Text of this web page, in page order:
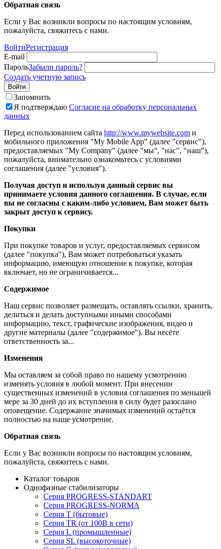
Обратная связь
Если у Вас возникли вопросы по настоящим условиям,
пожалуйста, свяжитесь с нами.
ВойтиРегистрация
E-mail
ПарольЗабыли пароль?
Создать учетную запись
Войти
Запомнить
Я подтверждаю Согласие на обработку персональных
данных
Перед использованием сайта http://www.mywebsite.com и
мобильного приложения "My Mobile App" (далее "сервис"),
предоставляемых "My Company" (далее "мы", "нас", "наш"),
пожалуйста, внимательно ознакомьтесь с условиями
соглашения (далее "условия").
Получая доступ и используя данный сервис вы
принимаете условия данного соглашения. В случае, если
вы не согласны с каким-либо условием, Вам может быть
закрыт доступ к сервису.
Покупки
При покупке товаров и услуг, предоставляемых сервисом
(далее "покупка"), Вам может потребоваться указать
информацию, имеющую отношение к покупке, которая
включает, но не ограничивается...
Содержимое
Наш сервис позволяет размещать, оставлять ссылки, хранить,
делиться и делать доступными иными способами
информацию, текст, графические изображения, видео и
другие материалы (далее "содержимое"). Вы несёте
ответственность за...
Изменения
Мы оставляем за собой право по нашему усмотрению
изменять условия в любой момент. При внесении
существенных изменений в условия соглашения по меньшей
мере за 30 дней до их вступления в силу будет разослано
оповещение. Содержание значимых изменений остаётся
полностью на наше усмотрение.
Обратная связь
Если у Вас возникли вопросы по настоящим условиям,
пожалуйста, свяжитесь с нами.
Каталог товаров
Однофазные стабилизаторы
Серия PROGRESS-STANDART
Серия PROGRESS-NORMA
Серия T (бытовые)
Серия TR (от 100В в сети)
Серия L (промышленные)
Серия SL (высокоточные)